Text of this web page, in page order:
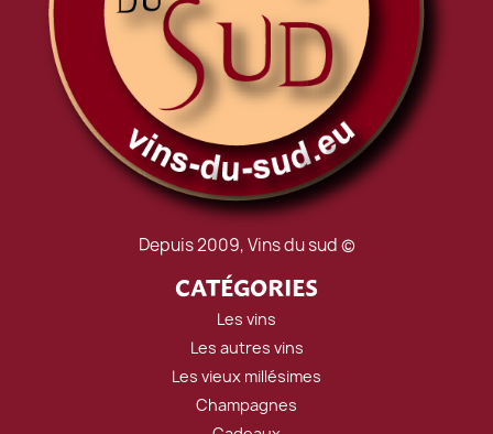
Depuis 2009, Vins du sud ©
CATÉGORIES
Les vins
Les autres vins
Les vieux millésimes
Champagnes